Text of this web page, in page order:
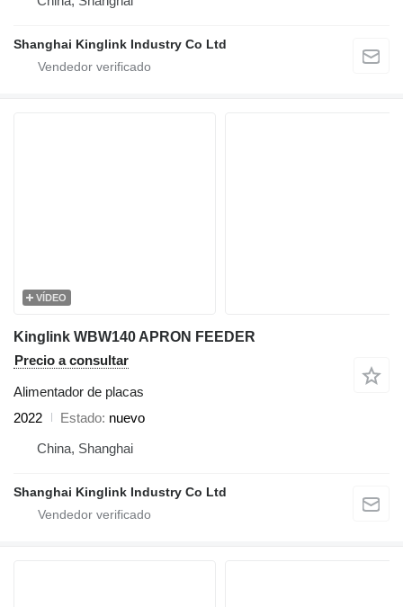
Shanghai Kinglink Industry Co Ltd
VÍDEO
Kinglink WBW140 APRON FEEDER
Precio a consultar
Alimentador de placas
2022
Estado nuevo
China, Shanghai
Shanghai Kinglink Industry Co Ltd